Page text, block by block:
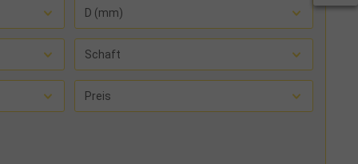
D (mm)
Schaft
Preis